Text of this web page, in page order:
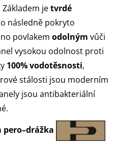
jetvrdé
následně pokryto
povlakem odolným vůči
vysokou odolnost proti
100% vodotěsnosti,
stálosti jsou moderním
jsou antibakteriální
pero–drážka